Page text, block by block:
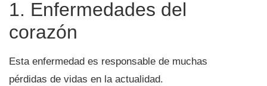
1. Enfermedades del
corazón
Esta enfermedad es responsable de muchas
pérdidas de vidas en la actualidad.